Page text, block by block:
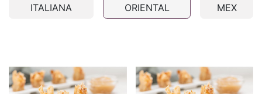
ITALIANA
ORIENTAL
MEX